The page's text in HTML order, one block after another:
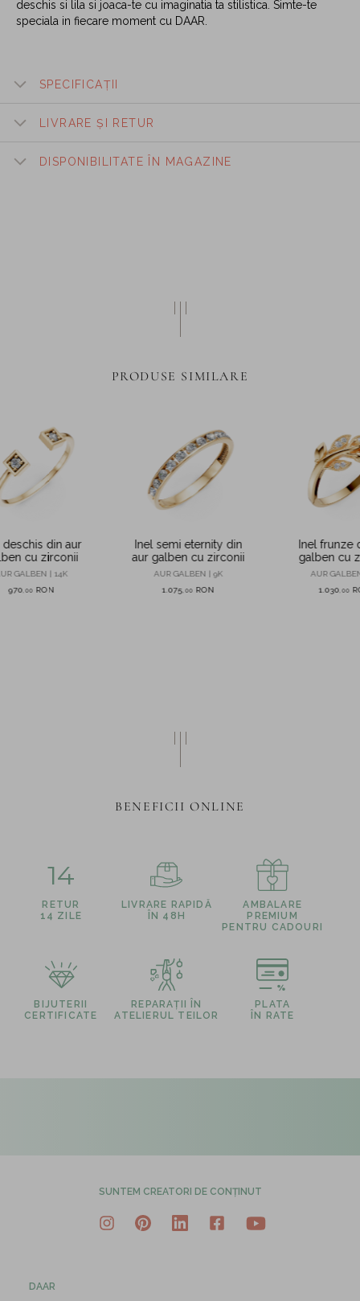
deschis si lila si joaca-te cu imaginatia ta stilistica. Simte-te
speciala in fiecare moment cu DAAR.
SPECIFICAȚII
LIVRARE ȘI RETUR
DISPONIBILITATE ÎN MAGAZINE
PRODUSE SIMILARE
deschis din aur
cu zirconii
GALBEN | 14K
970 00 RON
Inel semi eternity din
aur galben cu zirconii
AUR GALBEN | 9K
1.075 00 RON
Inel frunze
galben cu
AUR
1.030 00
BENEFICII ONLINE
14
RETUR
14 ZILE
LIVRARE RAPIDĂ
ÎN 48H
AMBALARE
PREMIUM
PENTRU CADOURI
BIJUTERII
CERTIFICATE
REPARAȚII ÎN
ATELIERUL TEILOR
PLATA
ÎN RATE
SUNTEM CREATORI DE CONȚINUT
DAAR